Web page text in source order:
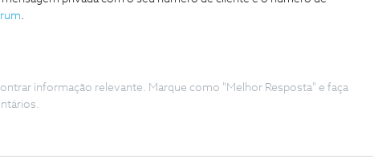
.
informação relevante. Marque como "Melhor Resposta" e faça